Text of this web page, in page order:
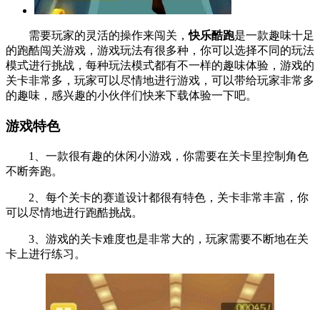
需要玩家的灵活的操作来闯关，快乐酷跑是一款趣味十足
的跑酷闯关游戏，游戏玩法有很多种，你可以选择不同的玩法
模式进行挑战，每种玩法模式都有不一样的趣味体验，游戏的
关卡非常多，玩家可以尽情地进行游戏，可以带给玩家非常多
的趣味，感兴趣的小伙伴们快来下载体验一下吧。
游戏特色
1、一款很有趣的休闲小游戏，你需要在关卡里控制角色
不断奔跑。
2、每个关卡的赛道设计都很有特色，关卡非常丰富，你
可以尽情地进行跑酷挑战。
3、游戏的关卡难度也是非常大的，玩家需要不断地在关
卡上进行练习。